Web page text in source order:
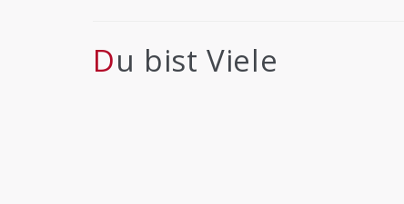
Du bist Viele